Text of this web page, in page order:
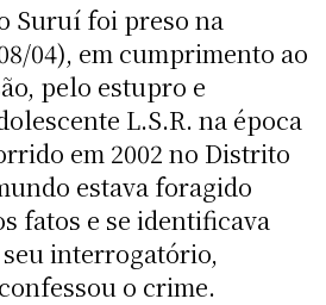
Suruí foi preso na
04), em cumprimento ao
pelo estupro e
L.S.R. na época
em 2002 no Distrito
estava foragido
fatos e se identificava
interrogatório,
o crime.